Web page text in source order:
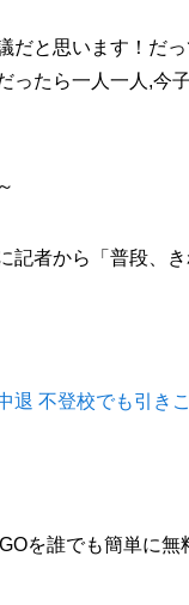
議だと思います！だ
ったら一人一人,今
記者から「普段、
を誰でも簡単に